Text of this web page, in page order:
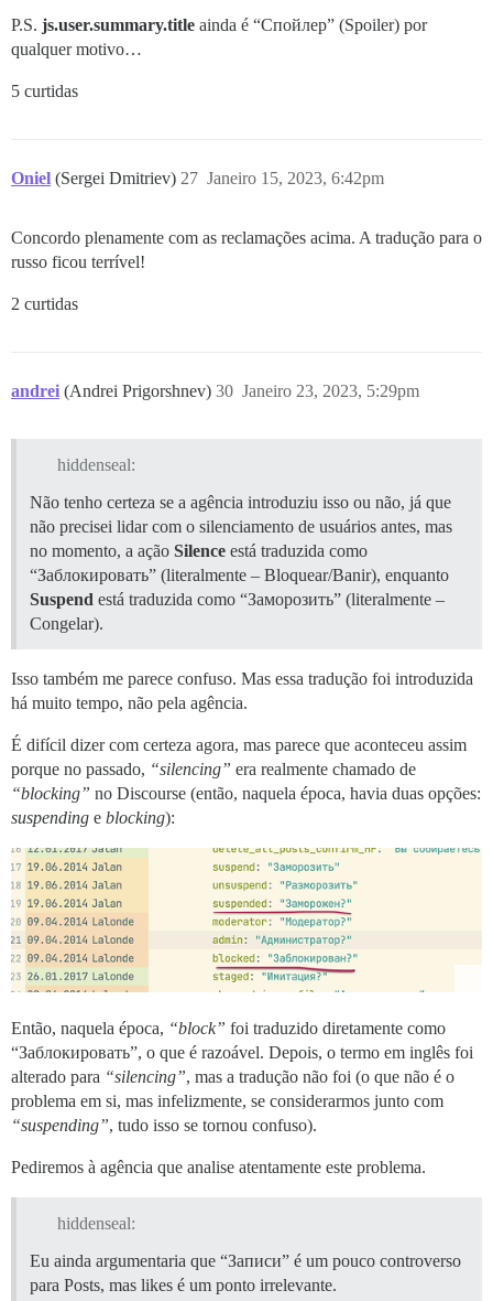
P.S. js.user.summary.title ainda é “Спойлер” (Spoiler) por
qualquer motivo…
5 curtidas
Oniel (Sergei Dmitriev) Janeiro 15, 2023, 6:42pm
27
Concordo plenamente com as reclamações acima. A tradução para o
russo ficou terrível!
2 curtidas
andrei (Andrei Prigorshnev) Janeiro 23, 2023, 5:29pm
30
hiddenseal:
Não tenho certeza se a agência introduziu isso ou não, já que
não precisei lidar com o silenciamento de usuários antes, mas
no momento, a ação Silence está traduzida como
“Заблокировать” (literalmente – Bloquear/Banir), enquanto
Suspend está traduzida como “Заморозить” (literalmente –
Congelar).
Isso também me parece confuso. Mas essa tradução foi introduzida
há muito tempo, não pela agência.
É difícil dizer com certeza agora, mas parece que aconteceu assim
porque no passado, “silencing” era realmente chamado de
“blocking” no Discourse (então, naquela época, havia duas opções:
suspending e blocking):
Então, naquela época, “block” foi traduzido diretamente como
“Заблокировать”, o que é razoável. Depois, o termo em inglês foi
alterado para “silencing”, mas a tradução não foi (o que não é o
problema em si, mas infelizmente, se considerarmos junto com
“suspending”, tudo isso se tornou confuso).
Pediremos à agência que analise atentamente este problema.
hiddenseal:
Eu ainda argumentaria que “Записи” é um pouco controverso
para Posts, mas likes é um ponto irrelevante.